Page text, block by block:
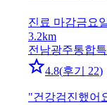
진료 마감금요
3.2km
전남광주통합
4.8(후기 22)
"건강검진했어